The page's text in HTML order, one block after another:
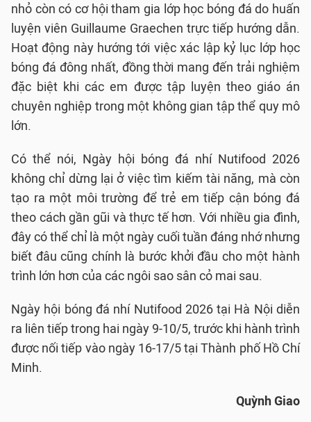
nhỏ còn có cơ hội tham gia lớp học bóng đá do huấn
luyện viên Guillaume Graechen trực tiếp hướng dẫn.
Hoạt động này hướng tới việc xác lập kỷ lục lớp học
bóng đá đông nhất, đồng thời mang đến trải nghiệm
đặc biệt khi các em được tập luyện theo giáo án
chuyên nghiệp trong một không gian tập thể quy mô
lớn.
Có thể nói, Ngày hội bóng đá nhí Nutifood 2026
không chỉ dừng lại ở việc tìm kiếm tài năng, mà còn
tạo ra một môi trường để trẻ em tiếp cận bóng đá
theo cách gần gũi và thực tế hơn. Với nhiều gia đình,
đây có thể chỉ là một ngày cuối tuần đáng nhớ nhưng
biết đâu cũng chính là bước khởi đầu cho một hành
trình lớn hơn của các ngôi sao sân cỏ mai sau.
Ngày hội bóng đá nhí Nutifood 2026 tại Hà Nội diễn
ra liên tiếp trong hai ngày 9-10/5, trước khi hành trình
được nối tiếp vào ngày 16-17/5 tại Thành phố Hồ Chí
Minh.
Quỳnh Giao